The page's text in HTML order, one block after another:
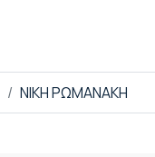
ΝΙΚΗ ΡΩΜΑΝΑΚΗ